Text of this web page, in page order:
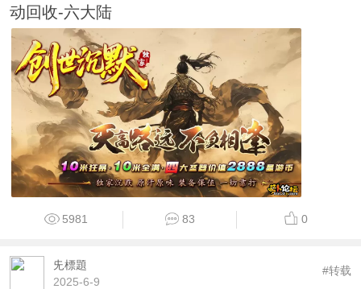
动回收-六大陆
5981 83 0
兂標題
2025-6-9
#转载